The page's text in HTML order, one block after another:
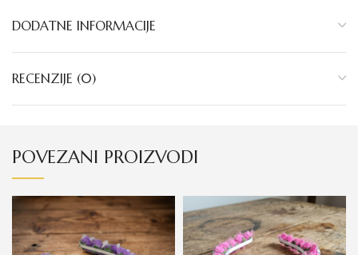
DODATNE INFORMACIJE
RECENZIJE (0)
POVEZANI PROIZVODI